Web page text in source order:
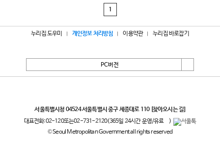
1
누리집 도우미 개인정보 처리방침 이용약관 누리집 바로잡기
PC버전
서울특별시청 04524 서울특별시 중구 세종대로 110 [찾아오시는 길]
대표전화:02-120또는02-731-2120(365일 24시간 운영/유료
)
© Seoul Metropolitan Government all rights reserved